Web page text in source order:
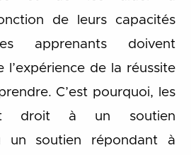
de leurs capacités
apprenants doivent
l’expérience de la réussite
C’est pourquoi, les
droit à un soutien
un soutien répondant à